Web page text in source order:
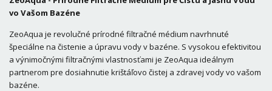
vo Vašom Bazéne
ZeoAqua je revolučné prírodné filtračné médium navrhnuté
špeciálne na čistenie a úpravu vody v bazéne. S vysokou efektivitou
a výnimočnými filtračnými vlastnosťami je ZeoAqua ideálnym
partnerom pre dosiahnutie krištáľovo čistej a zdravej vody vo vašom
bazéne.